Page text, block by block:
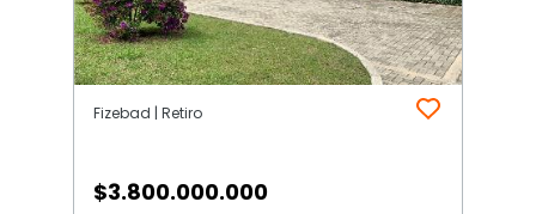
Fizebad | Retiro
$3.800.000.000